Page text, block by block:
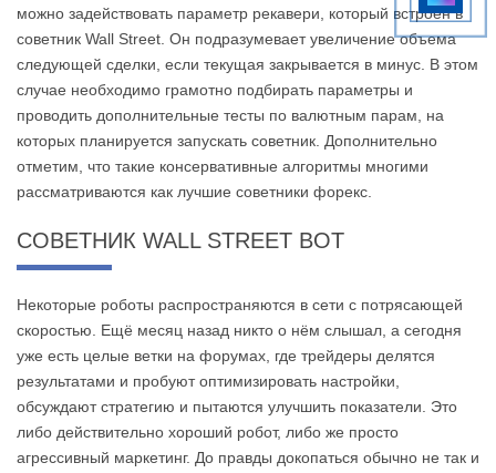
можно задействовать параметр рекавери, который встроен в
советник Wall Street. Он подразумевает увеличение объема
следующей сделки, если текущая закрывается в минус. В этом
случае необходимо грамотно подбирать параметры и
проводить дополнительные тесты по валютным парам, на
которых планируется запускать советник. Дополнительно
отметим, что такие консервативные алгоритмы многими
рассматриваются как лучшие советники форекс.
СОВЕТНИК WALL STREET BOT
Некоторые роботы распространяются в сети с потрясающей
скоростью. Ещё месяц назад никто о нём слышал, а сегодня
уже есть целые ветки на форумах, где трейдеры делятся
результатами и пробуют оптимизировать настройки,
обсуждают стратегию и пытаются улучшить показатели. Это
либо действительно хороший робот, либо же просто
агрессивный маркетинг. До правды докопаться обычно не так и